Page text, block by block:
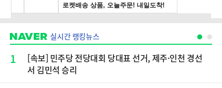
실시간 랭킹뉴스
1
[속보] 민주당 전당대회 당대표 선거, 제주·인천 경선
서 김민석 승리